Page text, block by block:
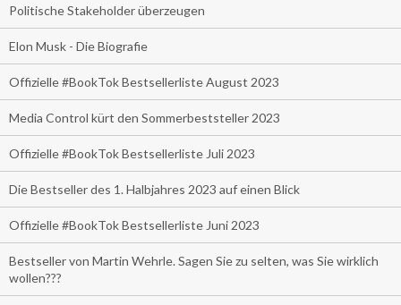
Politische Stakeholder überzeugen
Elon Musk - Die Biografie
Offizielle #BookTok Bestsellerliste August 2023
Media Control kürt den Sommerbeststeller 2023
Offizielle #BookTok Bestsellerliste Juli 2023
Die Bestseller des 1. Halbjahres 2023 auf einen Blick
Offizielle #BookTok Bestsellerliste Juni 2023
Bestseller von Martin Wehrle. Sagen Sie zu selten, was Sie wirklich
wollen???